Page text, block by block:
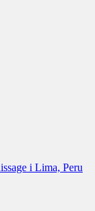
i Lima, Peru